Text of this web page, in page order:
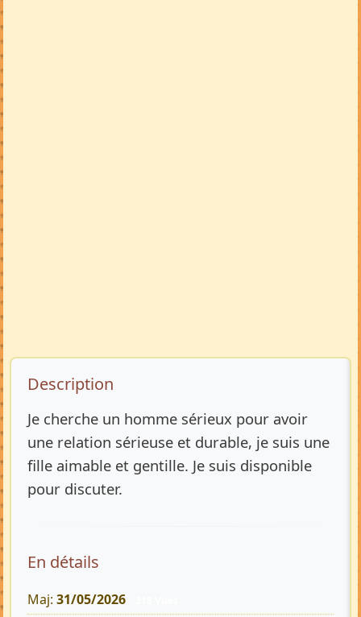
Description de l’annonce
Description
Je cherche un homme sérieux pour avoir
une relation sérieuse et durable, je suis une
fille aimable et gentille. Je suis disponible
pour discuter.
En détails
Maj: 31/05/2026